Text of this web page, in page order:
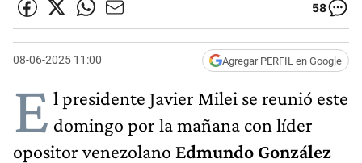
58
08-06-2025 11:00 Agregar PERFIL en Google
E l presidente Javier Milei se reunió este
domingo por la mañana con líder
opositor venezolano Edmundo González